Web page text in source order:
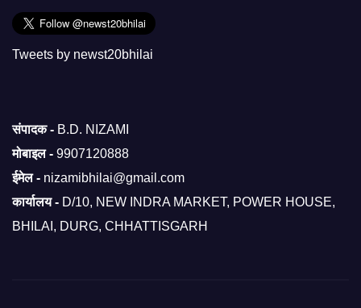
Tweets by newst20bhilai
संपादक - B.D. NIZAMI
मोबाइल - 9907120888
ईमेल - nizamibhilai@gmail.com
कार्यालय - D/10, NEW INDRA MARKET, POWER HOUSE,
BHILAI, DURG, CHHATTISGARH